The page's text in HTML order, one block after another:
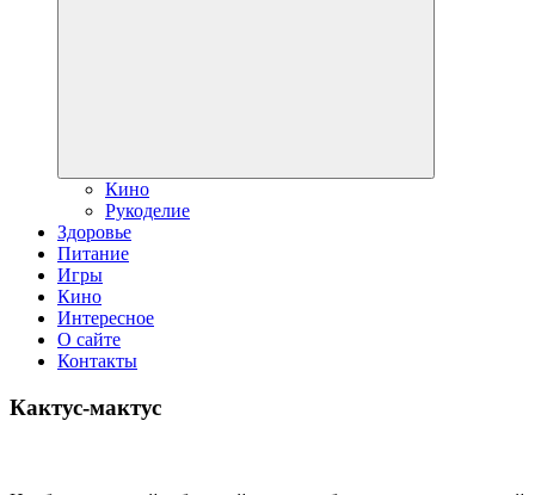
Кино
Рукоделие
Здоровье
Питание
Игры
Кино
Интересное
О сайте
Контакты
Кактус-мактус